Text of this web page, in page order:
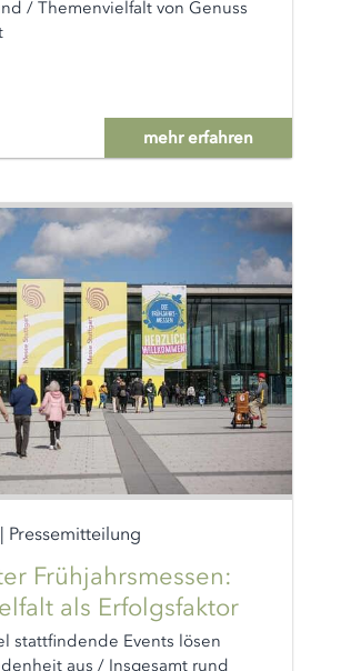
/ Themenvielfalt von Genuss
mehr erfahren
| Pressemitteilung
Frühjahrsmessen:
als Erfolgsfaktor
stattfindende Events lösen
aus / Insgesamt rund